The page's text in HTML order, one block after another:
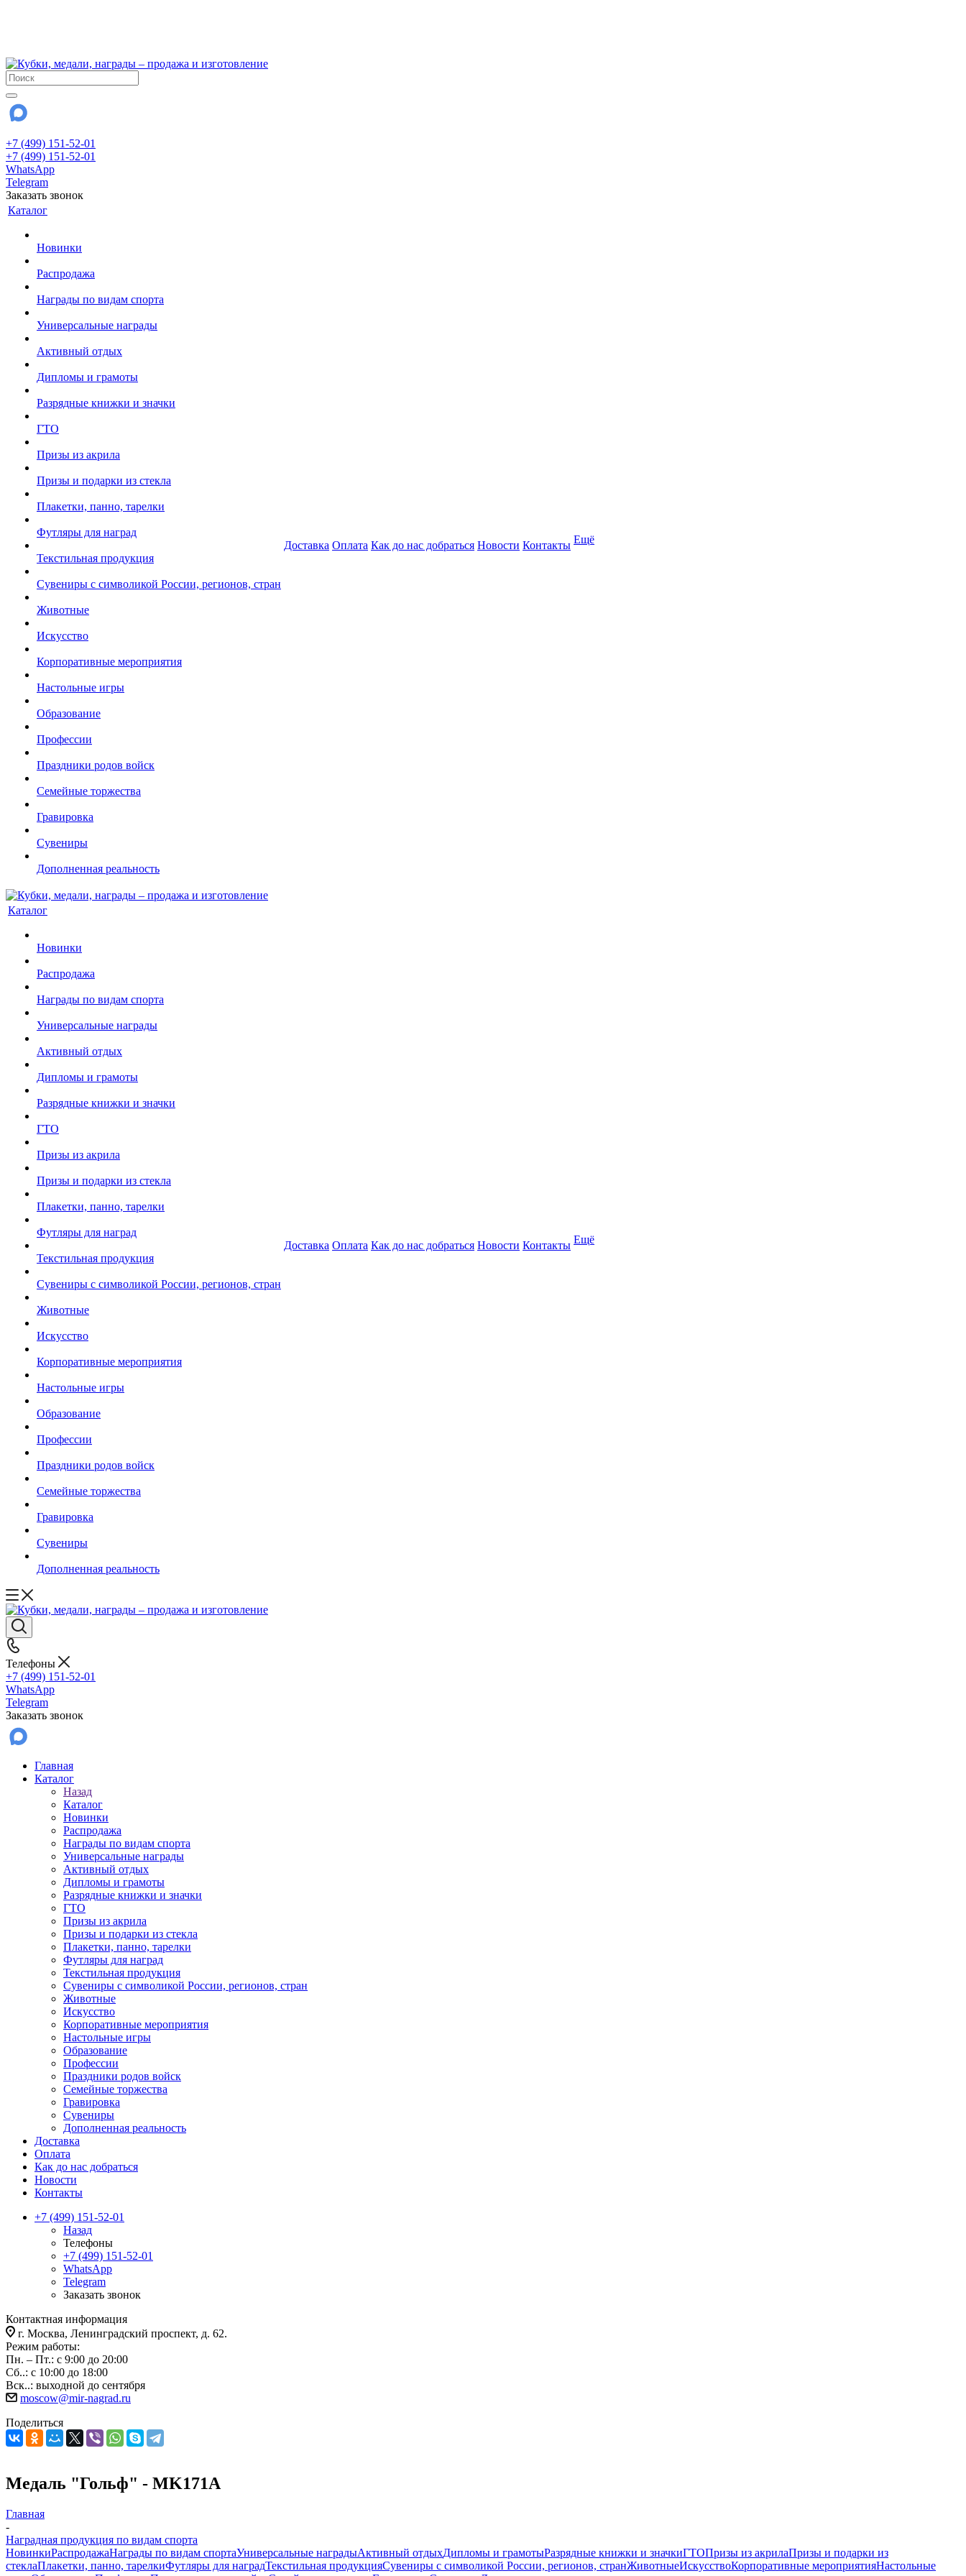
+7 (499) 151-52-01
+7 (499) 151-52-01
WhatsApp
Telegram
Заказать звонок
Каталог
Новинки
Распродажа
Награды по видам спорта
Универсальные награды
Активный отдых
Дипломы и грамоты
Разрядные книжки и значки
ГТО
Призы из акрила
Призы и подарки из стекла
Плакетки, панно, тарелки
Футляры для наград
Текстильная продукция
Сувениры с символикой России, регионов, стран
Животные
Искусство
Корпоративные мероприятия
Настольные игры
Образование
Профессии
Праздники родов войск
Семейные торжества
Гравировка
Сувениры
Дополненная реальность
Доставка Оплата Как до нас добраться Новости Контакты Ещё
Каталог
Новинки
Распродажа
Награды по видам спорта
Универсальные награды
Активный отдых
Дипломы и грамоты
Разрядные книжки и значки
ГТО
Призы из акрила
Призы и подарки из стекла
Плакетки, панно, тарелки
Футляры для наград
Текстильная продукция
Сувениры с символикой России, регионов, стран
Животные
Искусство
Корпоративные мероприятия
Настольные игры
Образование
Профессии
Праздники родов войск
Семейные торжества
Гравировка
Сувениры
Дополненная реальность
Доставка Оплата Как до нас добраться Новости Контакты Ещё
Телефоны
+7 (499) 151-52-01
WhatsApp
Telegram
Заказать звонок
Главная
Каталог
Назад
Каталог
Новинки
Распродажа
Награды по видам спорта
Универсальные награды
Активный отдых
Дипломы и грамоты
Разрядные книжки и значки
ГТО
Призы из акрила
Призы и подарки из стекла
Плакетки, панно, тарелки
Футляры для наград
Текстильная продукция
Сувениры с символикой России, регионов, стран
Животные
Искусство
Корпоративные мероприятия
Настольные игры
Образование
Профессии
Праздники родов войск
Семейные торжества
Гравировка
Сувениры
Дополненная реальность
Доставка
Оплата
Как до нас добраться
Новости
Контакты
+7 (499) 151-52-01
Назад
Телефоны
+7 (499) 151-52-01
WhatsApp
Telegram
Заказать звонок
Контактная информация
г. Москва, Ленинградский проспект, д. 62.
Режим работы:
Пн. – Пт.: с 9:00 до 20:00
Сб..: с 10:00 до 18:00
Вск..: выходной до сентября
moscow@mir-nagrad.ru
Поделиться
Медаль "Гольф" - MK171A
Главная
-
Наградная продукция по видам спорта
НовинкиРаспродажаНаграды по видам спортаУниверсальные наградыАктивный отдыхДипломы и грамотыРазрядные книжки и значкиГТОПризы из акрилаПризы и подарки из
стеклаПлакетки, панно, тарелкиФутляры для наградТекстильная продукцияСувениры с символикой России, регионов, странЖивотныеИскусствоКорпоративные мероприятияНастольные